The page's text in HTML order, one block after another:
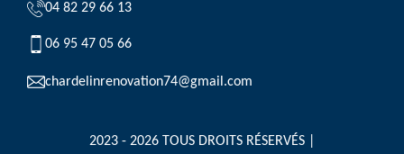
04 82 29 66 13
06 95 47 05 66
chardelinrenovation74@gmail.com
2023 - 2026 TOUS DROITS RÉSERVÉS |